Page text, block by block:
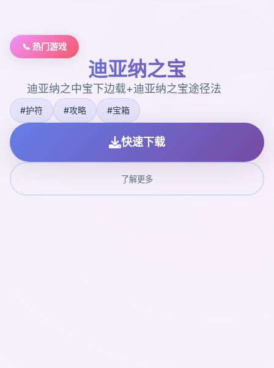
📞 热门游戏
迪亚纳之宝
迪亚纳之中宝下边载+迪亚纳之宝途径法
#护符 #攻略 #宝箱
快速下载
了解更多